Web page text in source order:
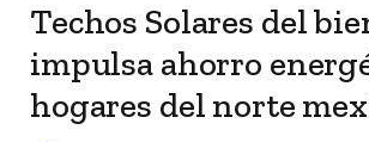
Techos Solares del
impulsa ahorro
hogares del norte